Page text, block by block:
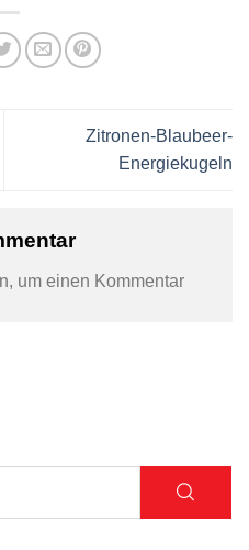
Zitronen-Blaubeer-
Energiekugeln
um einen Kommentar